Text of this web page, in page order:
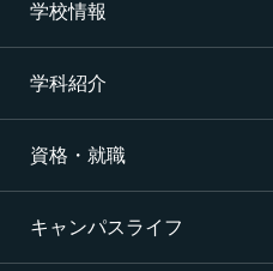
学校情報
学校概要
沿革
施設・設備
学科紹介
CNAの3つの学科
航空整備科
資格・就職
資格サポート・めざす資格
キャンパスライフ